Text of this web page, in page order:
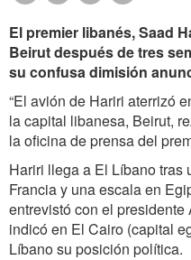
El premier libanés, Saad
Beirut después de tres
su confusa dimisión
“El avión de Hariri aterrizó
la capital libanesa, Beirut,
la oficina de prensa del
Hariri llega a El Líbano tras
Francia y una escala en
entrevistó con el
indicó en El Cairo (capital
Líbano su posición política.